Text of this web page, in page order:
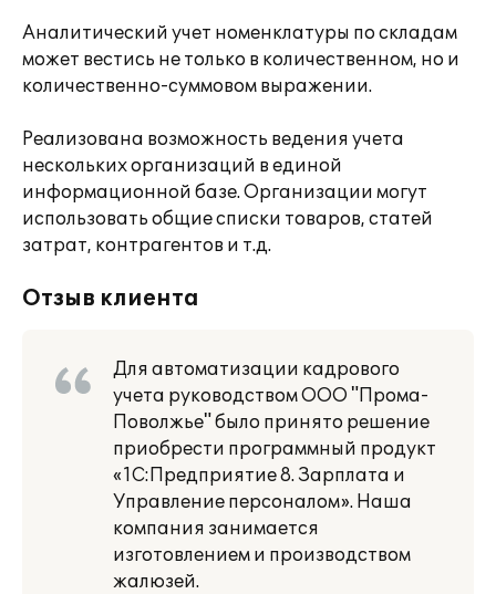
Аналитический учет номенклатуры по складам
может вестись не только в количественном, но и
количественно-суммовом выражении.
Реализована возможность ведения учета
нескольких организаций в единой
информационной базе. Организации могут
использовать общие списки товаров, статей
затрат, контрагентов и т.д.
Отзыв клиента
Для автоматизации кадрового
учета руководством ООО "Прома-
Поволжье" было принято решение
приобрести программный продукт
«1С:Предприятие 8. Зарплата и
Управление персоналом». Наша
компания занимается
изготовлением и производством
жалюзей.